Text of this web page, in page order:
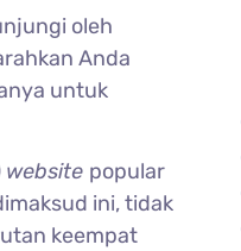
oleh
Anda
untuk
website popular
ini, tidak
keempat